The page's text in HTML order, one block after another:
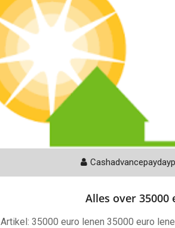
Alles over 35000
Artikel: 35000 euro lenen 35000 euro